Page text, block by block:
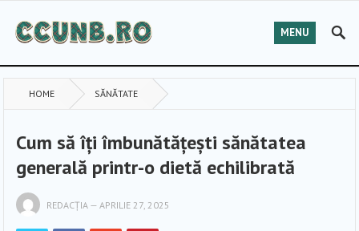
MENU
HOME SĂNĂTATE
Cum să îți îmbunătățești sănătatea
generală printr-o dietă echilibrată
REDACȚIA —APRILIE 27, 2025